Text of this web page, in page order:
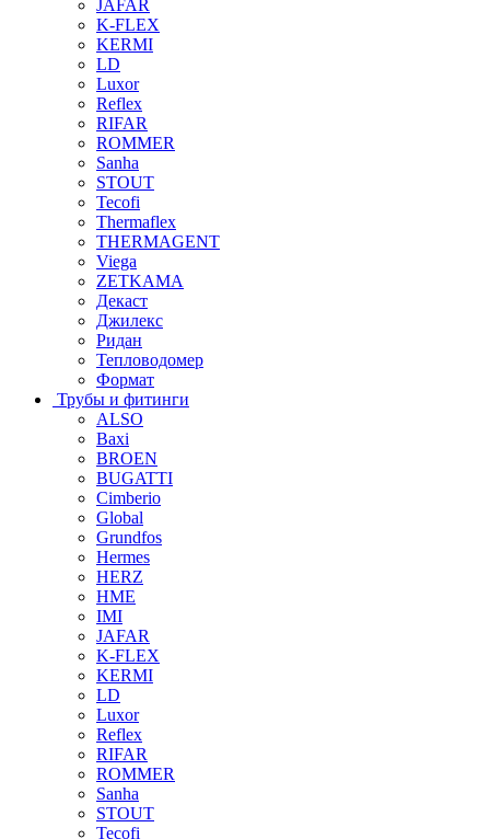
JAFAR
K-FLEX
KERMI
LD
Luxor
Reflex
RIFAR
ROMMER
Sanha
STOUT
Tecofi
Thermaflex
THERMAGENT
Viega
ZETKAMA
Декаст
Джилекс
Ридан
Тепловодомер
Формат
Трубы и фитинги
ALSO
Baxi
BROEN
BUGATTI
Cimberio
Global
Grundfos
Hermes
HERZ
HME
IMI
JAFAR
K-FLEX
KERMI
LD
Luxor
Reflex
RIFAR
ROMMER
Sanha
STOUT
Tecofi